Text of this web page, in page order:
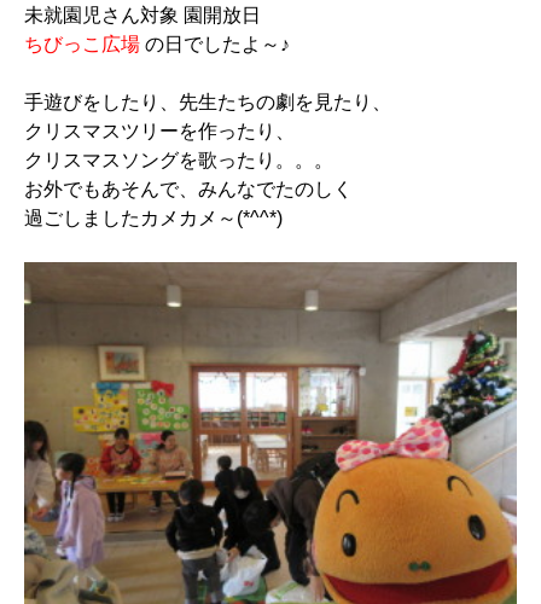
未就園児さん対象 園開放日
ちびっこ広場 の日でしたよ～♪
手遊びをしたり、先生たちの劇を見たり、
クリスマスツリーを作ったり、
クリスマスソングを歌ったり。。。
お外でもあそんで、みんなでたのしく
過ごしましたカメカメ～(*^^*)